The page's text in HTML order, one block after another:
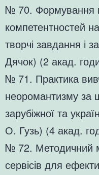
№ 70. Формування
компетентностей
творчі завдання і
Дячок) (2 акад.
№ 71. Практика
неоромантизму за
зарубіжної та
О. Гузь) (4 акад.
№ 72. Методичний
сервісів для